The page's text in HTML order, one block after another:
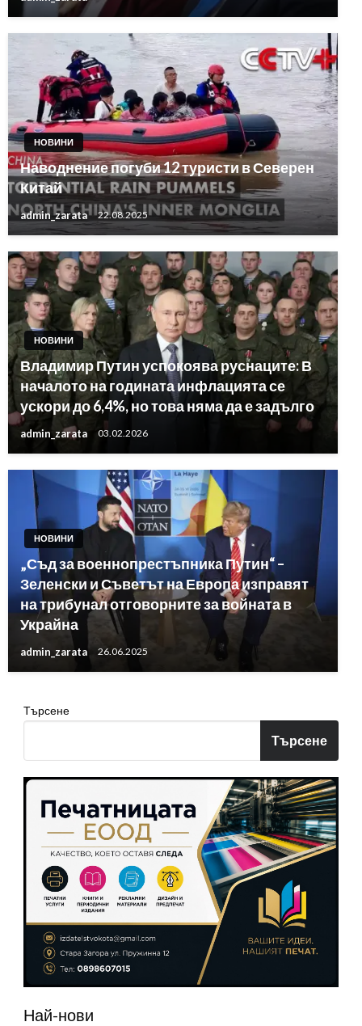
НОВИНИ
Наводнение погуби 12 туристи в Северен
Китай
admin_zarata 22.08.2025
НОВИНИ
Владимир Путин успокоява руснаците: В
началото на годината инфлацията се
ускори до 6,4%, но това няма да е задълго
admin_zarata 03.02.2026
НОВИНИ
„Съд за военнопрестъпника Путин“ –
Зеленски и Съветът на Европа изправят
на трибунал отговорните за войната в
Украйна
admin_zarata 26.06.2025
Търсене
Търсене
Най-нови